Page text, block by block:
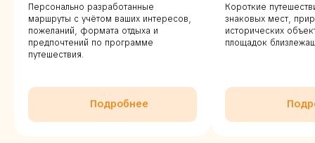
Персонально разработанные
маршруты с учётом ваших интересов,
пожеланий, формата отдыха и
предпочтений по программе
путешествия.
Подробнее
Короткие
знаковых мест,
исторических
площадок